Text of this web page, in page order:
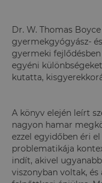
Dr. W. Thomas
gyermekgyógyász-
gyermeki
egyéni
kutatta,
A könyv elején leírt
nagyon hamar
ezzel egyidőben éri
problematikája
indít, akivel
viszonyban voltak,